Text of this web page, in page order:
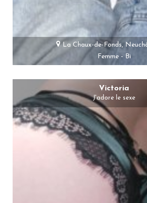
La Chaux-de-Fonds,
Femme - Bi
Victoria
J'adore le sexe